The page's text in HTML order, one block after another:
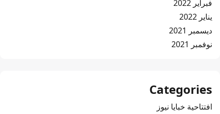
فبراير 2022
يناير 2022
ديسمبر 2021
نوفمبر 2021
Categories
افتتاحية خبايا نيوز